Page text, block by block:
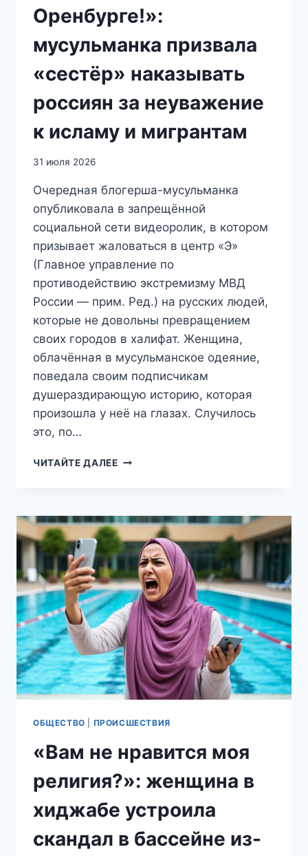
Оренбурге!»:
мусульманка призвала
«сестёр» наказывать
россиян за неуважение
к исламу и мигрантам
31 июля 2026
Очередная блогерша-мусульманка
опубликовала в запрещённой
социальной сети видеоролик, в котором
призывает жаловаться в центр «Э»
(Главное управление по
противодействию экстремизму МВД
России — прим. Ред.) на русских людей,
которые не довольны превращением
своих городов в халифат. Женщина,
облачённая в мусульманское одеяние,
поведала своим подписчикам
душераздирающую историю, которая
произошла у неё на глазах. Случилось
это, по…
ЧИТАЙТЕ ДАЛЕЕ«ДА
ПОЗВОЛЯЮТ
В
НАШЕМ
ОРЕНБУРГЕ!»:
МУСУЛЬМАНКА
ПРИЗВАЛА
«СЕСТЁР»
НАКАЗЫВАТЬ
РОССИЯН
ЗА
НЕУВАЖЕНИЕ
К
ИСЛАМУ
МИГРАНТАМ
ОБЩЕСТВО ПРОИСШЕСТВИЯ
«Вам не нравится моя
религия?»: женщина в
хиджабе устроила
скандал в бассейне из-